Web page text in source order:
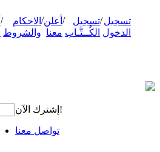
تسجيل
الدخول
/تسجيل
الكُــتَّـاب
/ أعلن
معنا
/ الاحكام
والشروط
/
إشترك الآن!
تواصل معنا